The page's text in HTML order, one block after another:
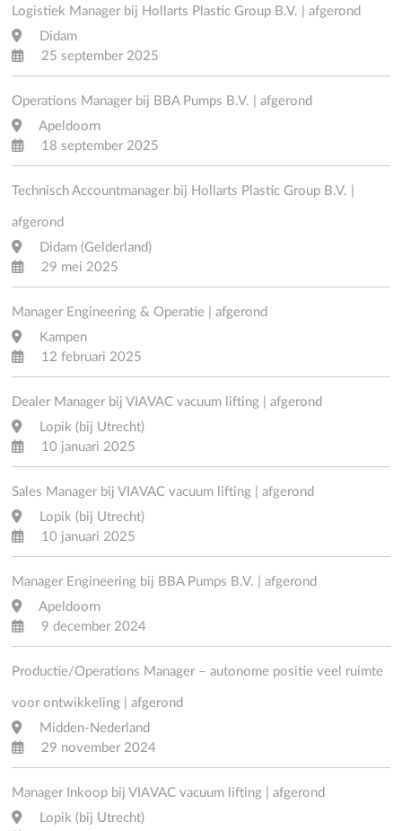
Logistiek Manager bij Hollarts Plastic Group B.V. | afgerond
Didam
25 september 2025
Operations Manager bij BBA Pumps B.V. | afgerond
Apeldoorn
18 september 2025
Technisch Accountmanager bij Hollarts Plastic Group B.V. |
afgerond
Didam (Gelderland)
29 mei 2025
Manager Engineering & Operatie | afgerond
Kampen
12 februari 2025
Dealer Manager bij VIAVAC vacuum lifting | afgerond
Lopik (bij Utrecht)
10 januari 2025
Sales Manager bij VIAVAC vacuum lifting | afgerond
Lopik (bij Utrecht)
10 januari 2025
Manager Engineering bij BBA Pumps B.V. | afgerond
Apeldoorn
9 december 2024
Productie/Operations Manager – autonome positie veel ruimte
voor ontwikkeling | afgerond
Midden-Nederland
29 november 2024
Manager Inkoop bij VIAVAC vacuum lifting | afgerond
Lopik (bij Utrecht)